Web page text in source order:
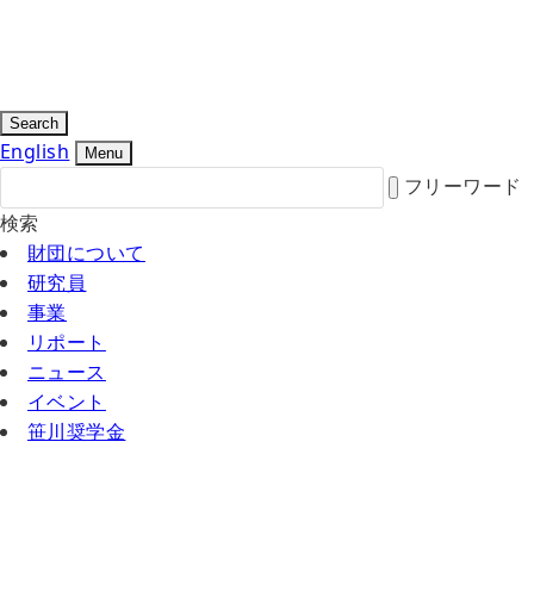
Search
English Menu
フリーワード
検索
財団について
研究員
事業
リポート
ニュース
イベント
笹川奨学金